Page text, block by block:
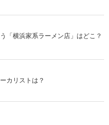
「横浜家系ラーメン店」はどこ？
カリストは？